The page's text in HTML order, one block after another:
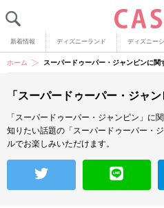
新着情報 ディズニーランド ディズニー
ホーム スーパードゥーパー・ジャンピンに関
「スーパードゥーパー・ジャ
「スーパードゥーパー・ジャンピン」に
知りたい話題の「スーパードゥーパー・
ルでお楽しみいただけます。